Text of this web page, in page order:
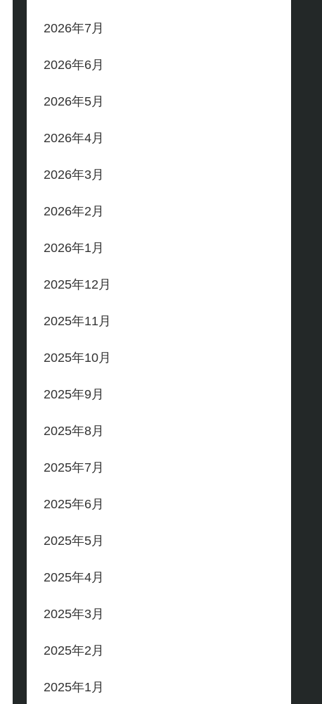
2026年7月
2026年6月
2026年5月
2026年4月
2026年3月
2026年2月
2026年1月
2025年12月
2025年11月
2025年10月
2025年9月
2025年8月
2025年7月
2025年6月
2025年5月
2025年4月
2025年3月
2025年2月
2025年1月